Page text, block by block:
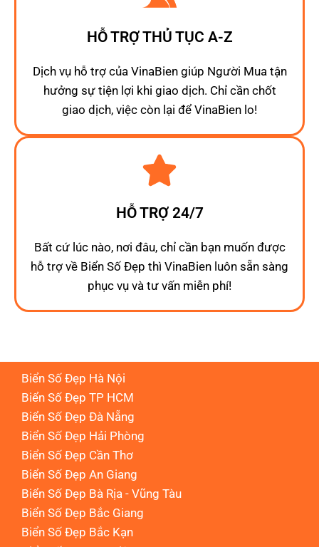
HỖ TRỢ THỦ TỤC A-Z
Dịch vụ hỗ trợ của VinaBien giúp Người Mua tận
hưởng sự tiện lợi khi giao dịch. Chỉ cần chốt
giao dịch, việc còn lại để VinaBien lo!
HỖ TRỢ 24/7
Bất cứ lúc nào, nơi đâu, chỉ cần bạn muốn được
hỗ trợ về Biển Số Đẹp thì VinaBien luôn sẵn sàng
phục vụ và tư vấn miễn phí!
Biển Số Đẹp Hà Nội
Biển Số Đẹp TP HCM
Biển Số Đẹp Đà Nẵng
Biển Số Đẹp Hải Phòng
Biển Số Đẹp Cần Thơ
Biển Số Đẹp An Giang
Biển Số Đẹp Bà Rịa - Vũng Tàu
Biển Số Đẹp Bắc Giang
Biển Số Đẹp Bắc Kạn